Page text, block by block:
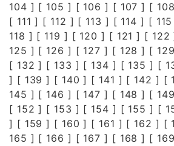
104 ] [ 105 ] [ 106 ] [ 107 ] [ 108
[ 111 ] [ 112 ] [ 113 ] [ 114 ] [ 115
118 ] [ 119 ] [ 120 ] [ 121 ] [ 122
125 ] [ 126 ] [ 127 ] [ 128 ] [ 129
[ 132 ] [ 133 ] [ 134 ] [ 135 ] [
] [ 139 ] [ 140 ] [ 141 ] [ 142 ] [
145 ] [ 146 ] [ 147 ] [ 148 ] [ 149
[ 152 ] [ 153 ] [ 154 ] [ 155 ] [
] [ 159 ] [ 160 ] [ 161 ] [ 162 ] [
165 ] [ 166 ] [ 167 ] [ 168 ] [ 169